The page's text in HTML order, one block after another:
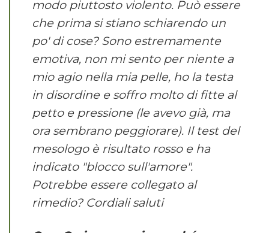
modo piuttosto violento. Può essere
che prima si stiano schiarendo un
po' di cose? Sono estremamente
emotiva, non mi sento per niente a
mio agio nella mia pelle, ho la testa
in disordine e soffro molto di fitte al
petto e pressione (le avevo già, ma
ora sembrano peggiorare). Il test del
mesologo è risultato rosso e ha
indicato "blocco sull'amore".
Potrebbe essere collegato al
rimedio? Cordiali saluti